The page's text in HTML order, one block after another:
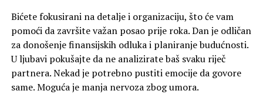
Bićete fokusirani na detalje i organizaciju, što će vam
pomoći da završite važan posao prije roka. Dan je odličan
za donošenje finansijskih odluka i planiranje budućnosti.
U ljubavi pokušajte da ne analizirate baš svaku riječ
partnera. Nekad je potrebno pustiti emocije da govore
same. Moguća je manja nervoza zbog umora.